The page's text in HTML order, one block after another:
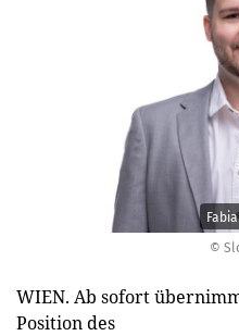
©
WIEN. Ab sofort
Position des